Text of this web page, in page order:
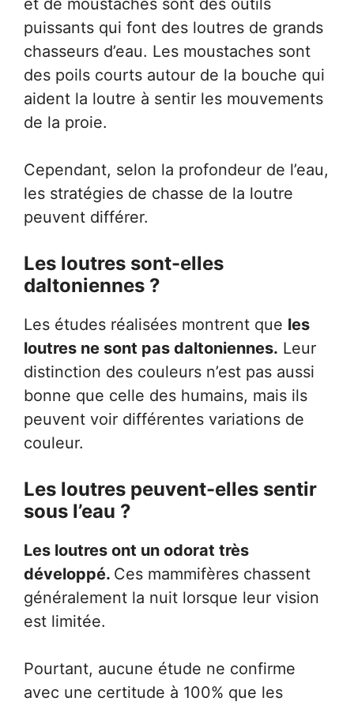
et de moustaches sont des outils
puissants qui font des loutres de grands
chasseurs d’eau. Les moustaches sont
des poils courts autour de la bouche qui
aident la loutre à sentir les mouvements
de la proie.
Cependant, selon la profondeur de l’eau,
les stratégies de chasse de la loutre
peuvent différer.
Les loutres sont-elles
daltoniennes ?
Les études réalisées montrent que les
loutres ne sont pas daltoniennes. Leur
distinction des couleurs n’est pas aussi
bonne que celle des humains, mais ils
peuvent voir différentes variations de
couleur.
Les loutres peuvent-elles sentir
sous l’eau ?
Les loutres ont un odorat très
développé. Ces mammifères chassent
généralement la nuit lorsque leur vision
est limitée.
Pourtant, aucune étude ne confirme
avec une certitude à 100% que les